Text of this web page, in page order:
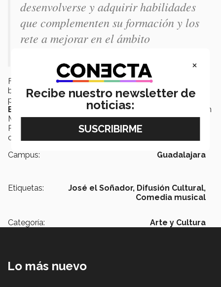
desenvolverse y adquirir habilidades
que complementen su formación y los
rete a mejorar en el ámbito
Fueron alrededor de100 estudiantesentre actores,
bailarines, músicos ystafflos que participaron en esta
producción que corrió bajo la dirección general de
Beto Castillo
y contó con el apoyo del talento de Juan
Manuel Miguez en la música y en la coreografía con
Paty Gayer. Mientras que la producción general fue a
cargo de Juan Antonio Vila y Yolanda González.
Campus:
Guadalajara
Etiquetas: José el Soñador, Difusión Cultural,
Comedia musical
Categoría: Arte y Cultura
Lo más nuevo
×
Recibe nuestro newsletter de
noticias: